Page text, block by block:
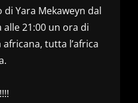
Yara Mekaweyn dal
21:00 un ora di
tutta l’africa